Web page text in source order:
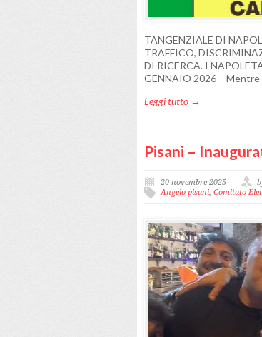
TANGENZIALE DI
TRAFFICO,
DI RICERCA. I
GENNAIO 2026 – Mentre
Leggi tutto →
Pisani –
20 novembre 2025
Angelo pisani, Comitato